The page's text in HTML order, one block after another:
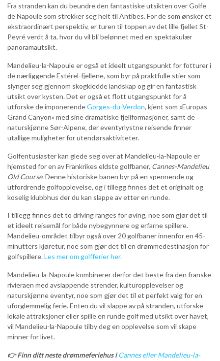
Fra stranden kan du beundre den fantastiske utsikten over Golfe
de Napoule som strekker seg helt til Antibes. For de som ønsker et
ekstraordinært perspektiv, er turen til toppen av det lille fjellet St-
Peyré verdt å ta, hvor du vil bli belønnet med en spektakulær
panoramautsikt.
Mandelieu-la-Napoule er også et ideelt utgangspunkt for fotturer i
de nærliggende Estérel-fjellene, som byr på praktfulle stier som
slynger seg gjennom skogkledde landskap og gir en fantastisk
utsikt over kysten. Det er også et flott utgangspunkt for å
utforske de imponerendeGorges-du-Verdon, kjent som «Europas
Grand Canyon» med sine dramatiske fjellformasjoner, samt de
naturskjønne Sør-Alpene, der eventyrlystne reisende finner
utallige muligheter for utendørsaktiviteter.
Golfentusiaster kan glede seg over at Mandelieu-la-Napoule er
hjemsted for en av Frankrikes eldste golfbaner, Cannes-Mandelieu
Old Course. Denne historiske banen byr på en spennende og
utfordrende golfopplevelse, og i tillegg finnes det et originalt og
koselig klubbhus der du kan slappe av etter en runde.
I tillegg finnes det to driving ranges for øving, noe som gjør det til
et ideelt reisemål for både nybegynnere og erfarne spillere.
Mandelieu-området tilbyr også over 20 golfbaner innenfor en 45-
minutters kjøretur, noe som gjør det til en drømmedestinasjon for
golfspillere.Les mer om golfferier her.
Mandelieu-la-Napoule kombinerer derfor det beste fra den franske
rivieraen med avslappende strender, kulturopplevelser og
naturskjønne eventyr, noe som gjør det til et perfekt valg for en
uforglemmelig ferie. Enten du vil slappe av på stranden, utforske
lokale attraksjoner eller spille en runde golf med utsikt over havet,
vil Mandelieu-la-Napoule tilby deg en opplevelse som vil skape
minner for livet.
👉 Finn ditt neste drømmeferiehus iCannes eller Mandelieu-la-